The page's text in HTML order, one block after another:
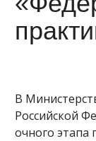
В
Российской
очного